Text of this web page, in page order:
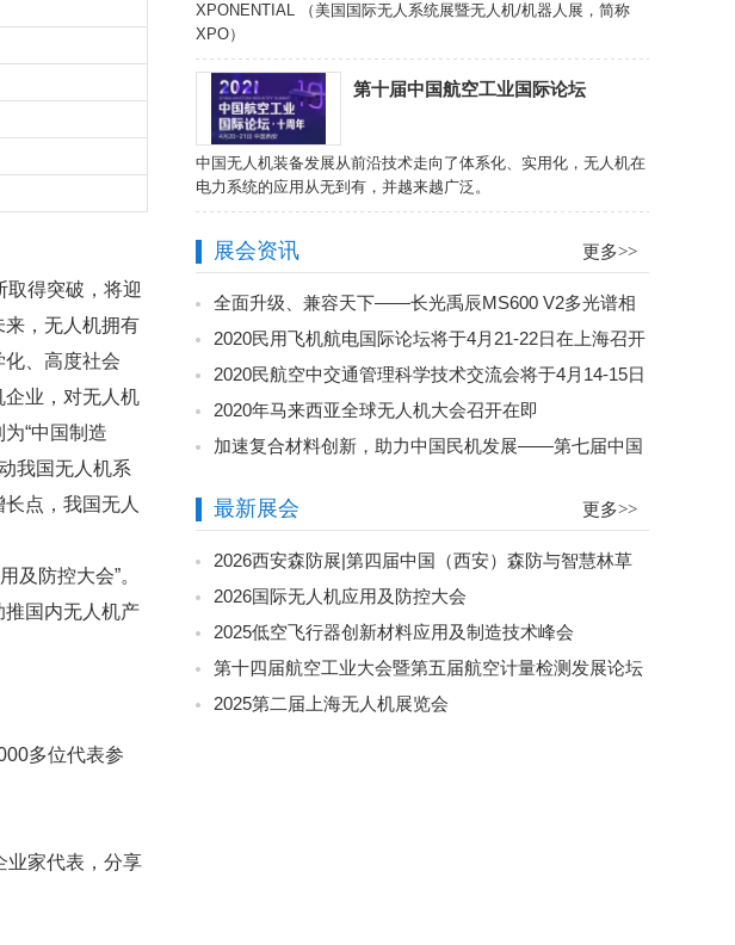
取得突破，将迎
，无人机拥有
、高度社会
业，对无人机
“中国制造
我国无人机系
点，我国无人
及防控大会”。
国内无人机产
多位代表参
业家代表，分享
XPONENTIAL （美国国际无人系统展暨无人机/机器人展，简称
XPO）
第十届中国航空工业国际论坛
中国无人机装备发展从前沿技术走向了体系化、实用化，无人机在
电力系统的应用从无到有，并越来越广泛。
展会资讯 更多>>
全面升级、兼容天下——长光禹辰MS600 V2多光谱相
机发布
2020民用飞机航电国际论坛将于4月21-22日在上海召开
2020民航空中交通管理科学技术交流会将于4月14-15日
在北京召开
2020年马来西亚全球无人机大会召开在即
加速复合材料创新，助力中国民机发展——第七届中国
最新展会 更多>>
2026西安森防展|第四届中国（西安）森防与智慧林草
展览会
2026国际无人机应用及防控大会
2025低空飞行器创新材料应用及制造技术峰会
第十四届航空工业大会暨第五届航空计量检测发展论坛
2025第二届上海无人机展览会